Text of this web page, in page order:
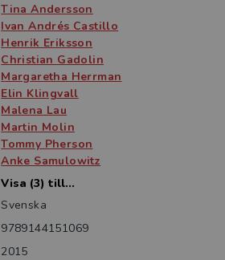
Tina Andersson
Ivan Andrés Castillo
Henrik Eriksson
Christian Gadolin
Margaretha Herrman
Elin Klingvall
Malena Lau
Martin Molin
Tommy Pherson
Anke Samulowitz
Visa (3) till...
Svenska
9789144151069
2015